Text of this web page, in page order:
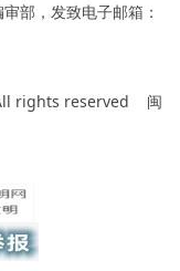
部，发致电子邮箱：
rights reserved
闽